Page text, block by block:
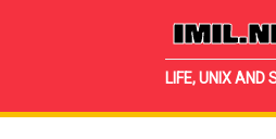
LIFE, UNIX AND